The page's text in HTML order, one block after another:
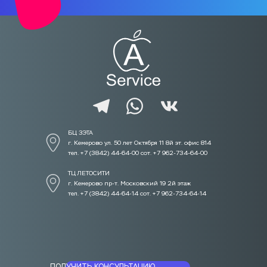
БЦ ЗЭТА
г. Кемерово ул. 50 лет Октября 11 8й эт. офис 814
тел. +7 (3842) 44-64-00 сот. +7 962-734-64-00
ТЦ ЛЕТОСИТИ
г. Кемерово пр-т. Московский 19 2й этаж
тел. +7 (3842) 44-64-14 сот. +7 962-734-64-14